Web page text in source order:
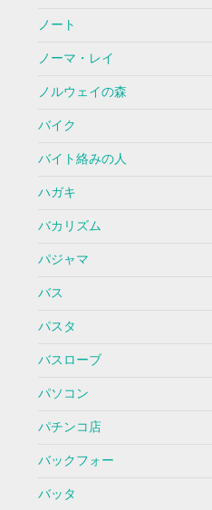
ノート
ノーマ・レイ
ノルウェイの森
バイク
バイト絡みの人
ハガキ
バカリズム
パジャマ
バス
パスタ
バスローブ
パソコン
パチンコ店
バックフォー
バッタ